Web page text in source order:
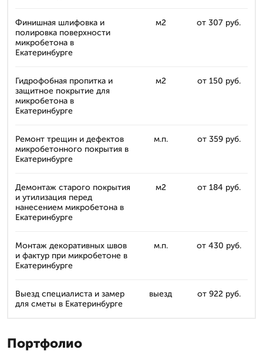
Финишная шлифовка и
полировка поверхности
микробетона в
Екатеринбурге
м2 от 307 руб.
Гидрофобная пропитка и
защитное покрытие для
микробетона в
Екатеринбурге
м2 от 150 руб.
Ремонт трещин и дефектов
микробетонного покрытия в
Екатеринбурге
м.п. от 359 руб.
Демонтаж старого покрытия
и утилизация перед
нанесением микробетона в
Екатеринбурге
м2 от 184 руб.
Монтаж декоративных швов
и фактур при микробетоне в
Екатеринбурге
м.п. от 430 руб.
Выезд специалиста и замер
для сметы в Екатеринбурге
выезд от 922 руб.
Портфолио